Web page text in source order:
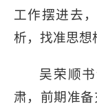
工作摆进去
析，找准思想
吴荣顺
肃，前期准